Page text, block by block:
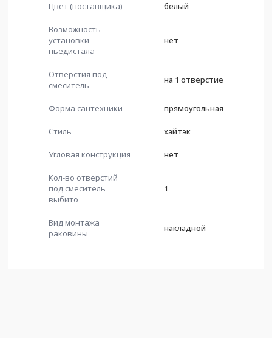
Цвет (поставщика) белый
Возможность
установки
пьедистала
нет
Отверстия под
смеситель
на 1 отверстие
Форма сантехники прямоугольная
Стиль хайтэк
Угловая конструкция нет
Кол-во отверстий
под смеситель
выбито
1
Вид монтажа
раковины
накладной